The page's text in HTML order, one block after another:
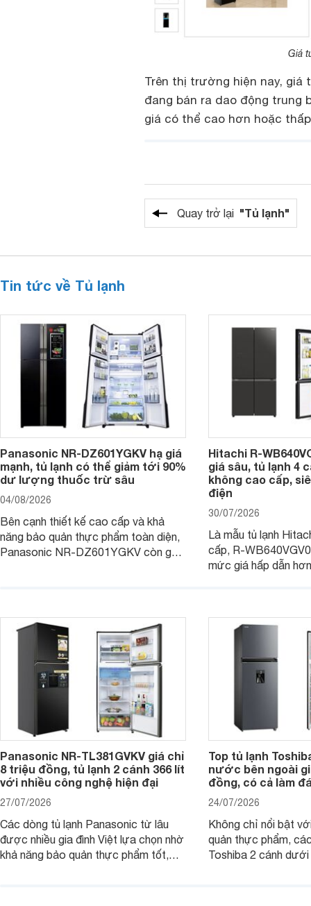
Giá
Trên thị trường hiện nay, giá
đang bán ra dao động trung
giá có thể cao hơn hoặc
Quay trở lại "Tủ lạnh"
Tin tức về Tủ lạnh
Panasonic NR-DZ601YGKV hạ giá
mạnh, tủ lạnh có thể giảm tới 90%
dư lượng thuốc trừ sâu
04/08/2026
Bên cạnh thiết kế cao cấp và khả
năng bảo quản thực phẩm toàn diện,
Panasonic NR-DZ601YGKV còn gây
Hitachi R-
giá sâu, tủ lạnh 4
không cao cấp,
điện
30/07/2026
Là mẫu tủ lạnh
cấp, R-
mức giá hấp dẫn
nhiều công nghệ.
Panasonic NR-TL381GVKV giá chỉ
8 triệu đồng, tủ lạnh 2 cánh 366 lít
với nhiều công nghệ hiện đại
27/07/2026
Các dòng tủ lạnh Panasonic từ lâu
được nhiều gia đình Việt lựa chọn nhờ
khả năng bảo quản thực phẩm tốt,
Top tủ lạnh
nước bên ngoài
đồng, có cả làm
24/07/2026
Không chỉ nổi bật
quản thực phẩm,
Toshiba 2 cánh